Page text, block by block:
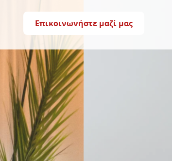
Επικοινωνήστε μαζί μας